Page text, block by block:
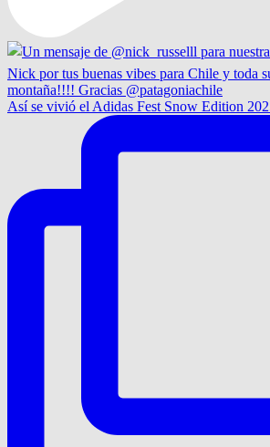
Así se vivió el Adidas Fest Snow Edition